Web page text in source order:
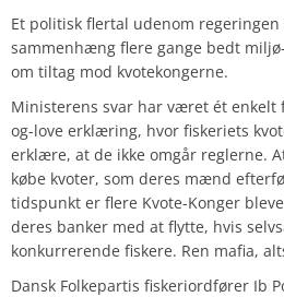
Et politisk flertal udenom regeringen
sammenhæng flere gange bedt
om tiltag mod kvotekongerne.
Ministerens svar har været ét enkelt
og-love erklæring, hvor fiskeriets
erklære, at de ikke omgår reglerne.
købe kvoter, som deres mænd
tidspunkt er flere Kvote-Konger
deres banker med at flytte, hvis
konkurrerende fiskere. Ren mafia,
Dansk Folkepartis fiskeriordfører Ib